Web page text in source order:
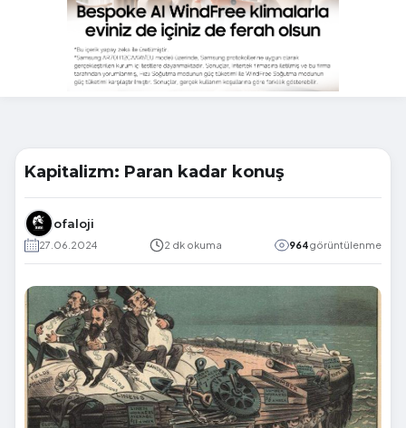
Kapitalizm: Paran kadar konuş
ofaloji
27.06.2024 2 dk okuma 964görüntülenme